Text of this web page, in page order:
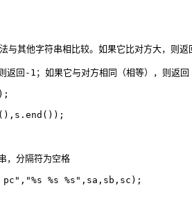
其他字符串相比较。如果它比对方大，则
返回-1；如果它与对方相同（相等），则返
);
(),s. end ());
，分隔符为空格
pc" , "%s %s %s " ,sa,sb,sc);